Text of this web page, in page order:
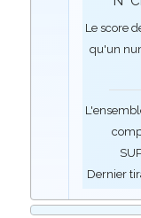
Le score
qu'un
Dernier